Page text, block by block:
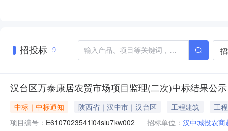
招投标 9
汉台区万泰康居农贸市场项目监理(二次)中标结果公示
中标｜中标通知 陕西省｜汉中市｜汉台区 工程建筑
工程
项目编号： E6107023541i04slu7kw002 招标单位： 汉中城投农